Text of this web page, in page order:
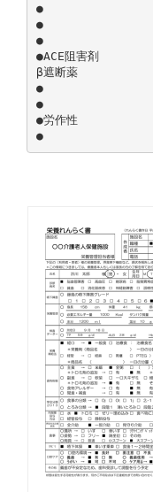
●
●
●
●ACE阻害剤
β遮断薬
●
●
●労作性
●